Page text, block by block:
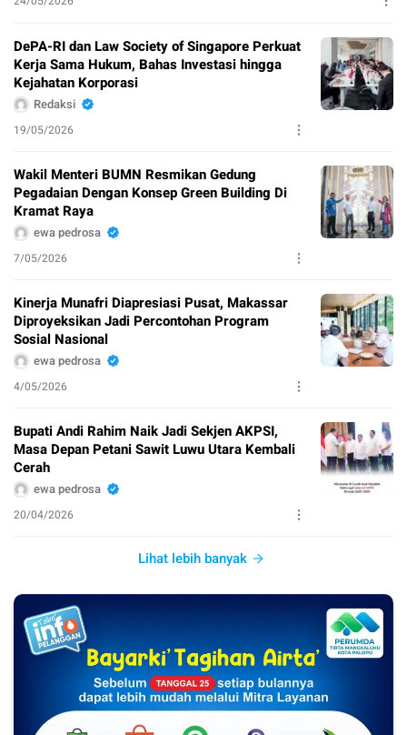
DePA-RI dan Law Society of Singapore Perkuat
Kerja Sama Hukum, Bahas Investasi hingga
Kejahatan Korporasi
Redaksi
19/05/2026
Wakil Menteri BUMN Resmikan Gedung
Pegadaian Dengan Konsep Green Building Di
Kramat Raya
ewa pedrosa
7/05/2026
Kinerja Munafri Diapresiasi Pusat, Makassar
Diproyeksikan Jadi Percontohan Program
Sosial Nasional
ewa pedrosa
4/05/2026
Bupati Andi Rahim Naik Jadi Sekjen AKPSI,
Masa Depan Petani Sawit Luwu Utara Kembali
Cerah
ewa pedrosa
20/04/2026
Lihat lebih banyak